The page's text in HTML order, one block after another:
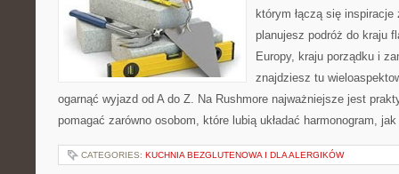
którym łączą się
planujesz podróż do kraju
Europy, kraju porządku i
znajdziesz tu
ogarnąć wyjazd od A do Z. Na Rushmore najważniejsze jest
pomagać zarówno osobom, które lubią układać harmonogram,
CATEGORIES: KUCHNIA BEZGLUTENOWA I DLA ALERGIKÓW